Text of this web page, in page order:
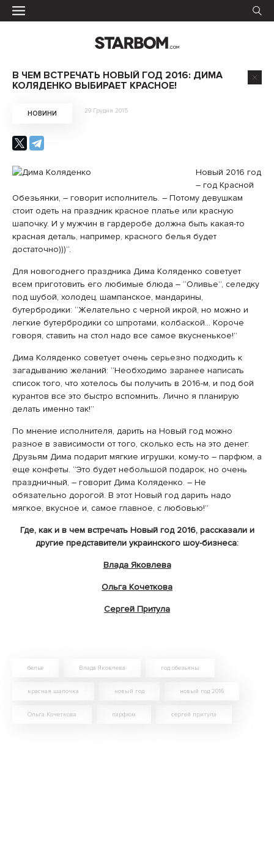
В ЧЕМ ВСТРЕЧАТЬ НОВЫЙ ГОД 2016: ДИМА
КОЛЯДЕНКО ВЫБИРАЕТ КРАСНОЕ!
НОВИНИ 29 Грудня 2015
Новый 2016 год
– год Красной
Обезьянки, – говорит исполнитель. – Потому девушкам
стоит одеть на праздник красное платье или красную
шапочку. И у мужчин в гардеробе должна быть какая-то
красная деталь, например, красного белья будет
достаточно)))”.
Для новогоднего праздника Дима Коляденко советует
всем приготовить его любимые блюда – “Оливье”, селедку
под шубой, холодец, шампанское, мандарины,
бутербродики: “Желательно с черной икрой, но можно и
легкие бутербродики со шпротами, колбаской… Короче
говоря, ставить на стол надо все самое вкусненькое!”
Дима Коляденко советует очень серьезно подходить к
загадыванию желаний: “Необходимо заранее написать
список того, что хотелось бы получить в 2016-м, и под бой
курантов все это быстро вспомнить. Лично я планирую
делать именно так!”
По мнение исполнителя, дарить на Новый год можно
разное в зависимости от того, сколько есть на это денег.
Друзьям Дима подарит мягкие игрушки, кому-то – парфюм, а
еще конфеты. “Это будет небольшой подарок, но очень
праздничный, – говорит Дима Коляденко. – Не
обязательно дорогой. В этот Новый год дарить надо
мягкое, вкусное и, самое главное, с любовью!”
Где, как и в чем встречать Новый год 2016, рассказали и
другие представители украинского шоу-бизнеса:
Влада Яковлева
Ольга Кочеткова
Сергей Притула
белье Влада Яковлева год обезьяны
красная шапочка новый год новый год 2016
Ольга Кочеткова парфюм сергей притула